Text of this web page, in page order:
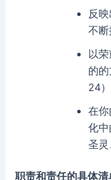
反
不断
以
的
24）
在
化中
圣灵
职责和责任的具体清